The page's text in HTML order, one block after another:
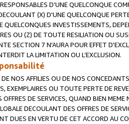
D’UNE QUELCONQUE
(X) D'UNE QUELCONQUE
QUELCONQUES INVESTISSEMENTS,
OU (Z) DE TOUTE RESILIATION OU
SECTION 7 N'AURA POUR EFFET
LA LIMITATION OU L’EXCLUSION.
NOS AFFILIES OU DE NOS
EXEMPLAIRES OU TOUTE PERTE DE
DE SERVICES, QUAND BIEN
DECOULANT DES OFFRES DE
DUES EN VERTU DE CET ACCORD AU